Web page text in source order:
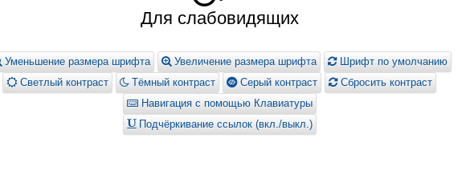
Для слабовидящих
Уменьшение размера шрифта Увеличение размера шрифта
Шрифт по умолчанию
Светлый контраст
Тёмный контраст Серый контраст
Сбросить контраст
Навигация с помощью Клавиатуры
Подчёркивание ссылок (вкл./выкл.)